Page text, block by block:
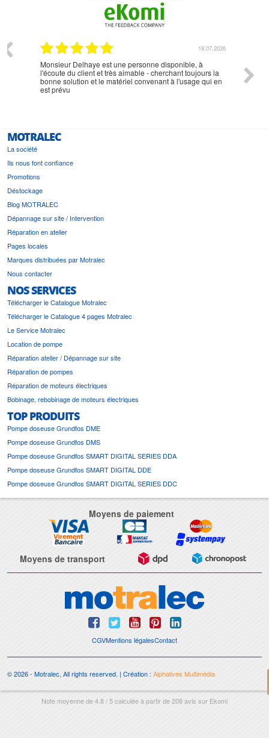
18.07.2026
Monsieur Delhaye est une personne disponible, à
l'écoute du client et très aimable - cherchant toujours la
bonne solution et le matériel convenant à l'usage qui en
est prévu
MOTRALEC
La société
Ils nous font confiance
Promotions
Déstockage
Blog MOTRALEC
Dépannage sur site / Intervention
Réparation en atelier
Pages locales
Marques distribuées par Motralec
Nous contacter
NOS SERVICES
Télécharger le Catalogue Motralec
Télécharger le Catalogue 4 pages Motralec
Le Service Motralec
Location de pompe
Réparation atelier / Dépannage sur site
Réparation de pompes
Réparation de moteurs électriques
Bobinage, rebobinage de moteurs électriques
TOP PRODUITS
Pompe doseuse Grundfos DME
Pompe doseuse Grundfos DMS
Pompe doseuse Grundfos SMART DIGITAL SERIES DDA
Pompe doseuse Grundfos SMART DIGITAL DDE
Pompe doseuse Grundfos SMART DIGITAL SERIES DDC
Moyens de paiement
Moyens de transport
CGVMentions légalesContact
© 2026 - Motralec, All rights reserved. | Création :Alphalives Multimédia
Note moyenne de4.8/5calculée à partir de208avis sur Ekomi